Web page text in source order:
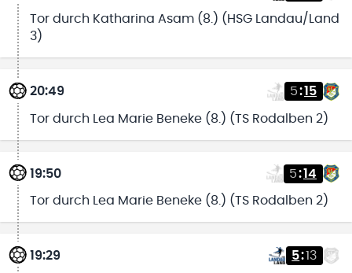
Tor durch Katharina Asam (8.) (HSG Landau/Land
3)
20:49 5:15
Tor durch Lea Marie Beneke (8.) (TS Rodalben 2)
19:50 5:14
Tor durch Lea Marie Beneke (8.) (TS Rodalben 2)
19:29 5:13